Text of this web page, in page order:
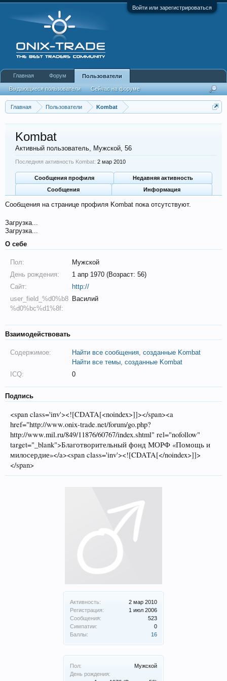
Войти или зарегистрироваться
Главная Пользователи Kombat
Активность:
2 мар 2010
Регистрация:
1 июл 2006
Сообщения:
523
Симпатии:
0
Баллы:
16
Пол:
Мужской
День рождения:
Kombat
Активный пользователь, Мужской, 56
Последняя активность Kombat: 2 мар 2010
Сообщения профиля
Недавняя активность
Сообщения
Информация
Сообщения на странице профиля Kombat пока отсутствуют.
Загрузка...
Загрузка...
О себе
Пол:
Мужской
День рождения:
1 апр 1970 (Возраст: 56)
Сайт:
http://
user_field_%d0%b8
%d0%bc%d1%8f:
Василий
Взаимодействовать
Содержимое:
Найти все сообщения, созданные Kombat
Найти все темы, созданные Kombat
ICQ:
0
Подпись
<span class='inv'><![CDATA[<noindex>]]></span><a
href="http://www.onix-trade.net/forum/go.php?
http://www.mil.ru/849/11876/60767/index.shtml" rel="nofollow"
target="_blank">Благотворительный фонд МОРФ «Помощь и
милосердие»</a><span class='inv'><![CDATA[</noindex>]]>
</span>
Главная Форум Пользователи
Выдающиеся пользователи Сейчас на форуме
Недавняя активность Новые сообщения профиля